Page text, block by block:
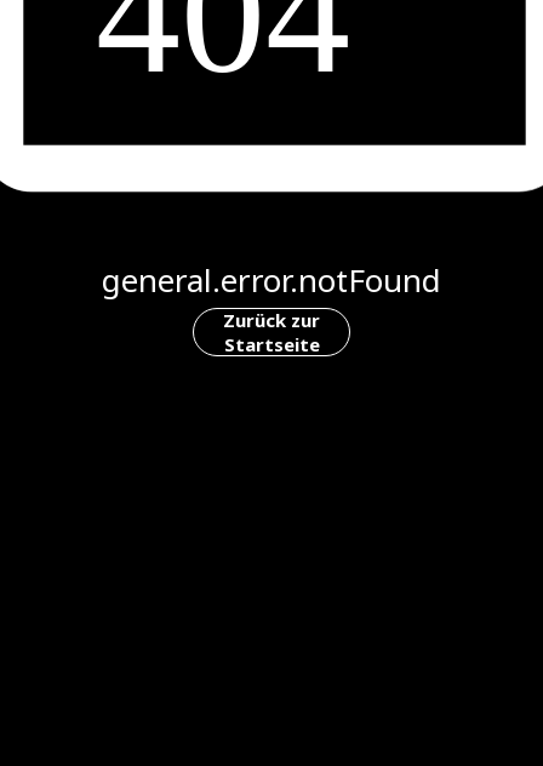
general.error.notFound
Zurück zur
Startseite